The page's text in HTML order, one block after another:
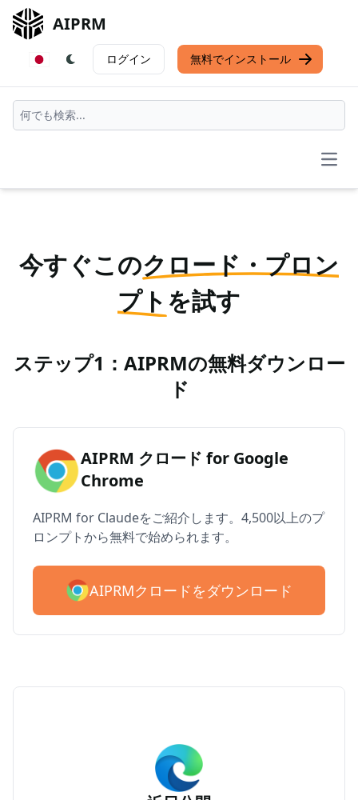
AIPRM
ログイン 無料でインストール
今すぐこのクロード・プロン
プト を試す
ステップ1：AIPRMの無料ダウンロー
ド
AIPRM クロード for Google
Chrome
AIPRM for Claudeをご紹介します。4,500以上のプ
ロンプトから無料で始められます。
AIPRMクロードをダウンロード